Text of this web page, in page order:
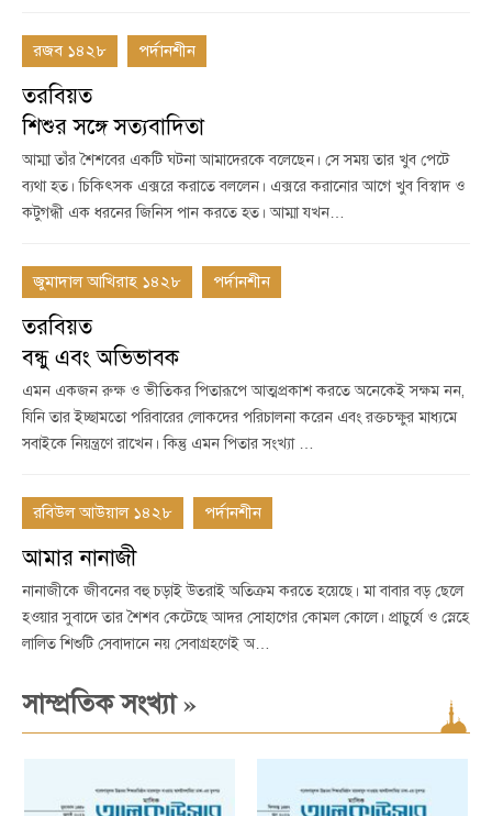
রজব ১৪২৮ পর্দানশীন
তরবিয়ত
শিশুর সঙ্গে সত্যবাদিতা
আম্মা তাঁর শৈশবের একটি ঘটনা আমাদেরকে বলেছেন। সে সময় তার খুব পেটে
ব্যথা হত। চিকিৎসক এক্সরে করাতে বললেন। এক্সরে করানোর আগে খুব বিস্বাদ ও
কটুগন্ধী এক ধরনের জিনিস পান করতে হত। আম্মা যখন…
জুমাদাল আখিরাহ ১৪২৮ পর্দানশীন
তরবিয়ত
বন্ধু এবং অভিভাবক
এমন একজন রুক্ষ ও ভীতিকর পিতারূপে আত্মপ্রকাশ করতে অনেকেই সক্ষম নন,
যিনি তার ইচ্ছামতো পরিবারের লোকদের পরিচালনা করেন এবং রক্তচক্ষুর মাধ্যমে
সবাইকে নিয়ন্ত্রণে রাখেন। কিন্তু এমন পিতার সংখ্যা …
রবিউল আউয়াল ১৪২৮ পর্দানশীন
আমার নানাজী
নানাজীকে জীবনের বহু চড়াই উতরাই অতিক্রম করতে হয়েছে। মা বাবার বড় ছেলে
হওয়ার সুবাদে তার শৈশব কেটেছে আদর সোহাগের কোমল কোলে। প্রাচুর্যে ও স্নেহে
লালিত শিশুটি সেবাদানে নয় সেবাগ্রহণেই অ…
সাম্প্রতিক সংখ্যা»